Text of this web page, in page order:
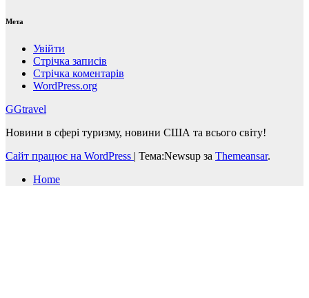
Мета
Увійти
Стрічка записів
Стрічка коментарів
WordPress.org
GGtravel
Новини в сфері туризму, новини США та всього світу!
Сайт працює на WordPress | Тема:Newsup за Themeansar.
Home